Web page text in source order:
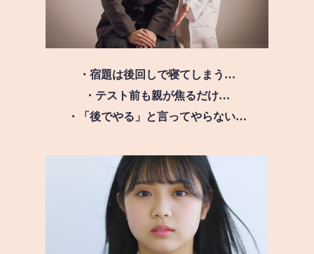
・宿題は後回しで寝てしまう…
・テスト前も親が焦るだけ…
・「後でやる」と言ってやらない…